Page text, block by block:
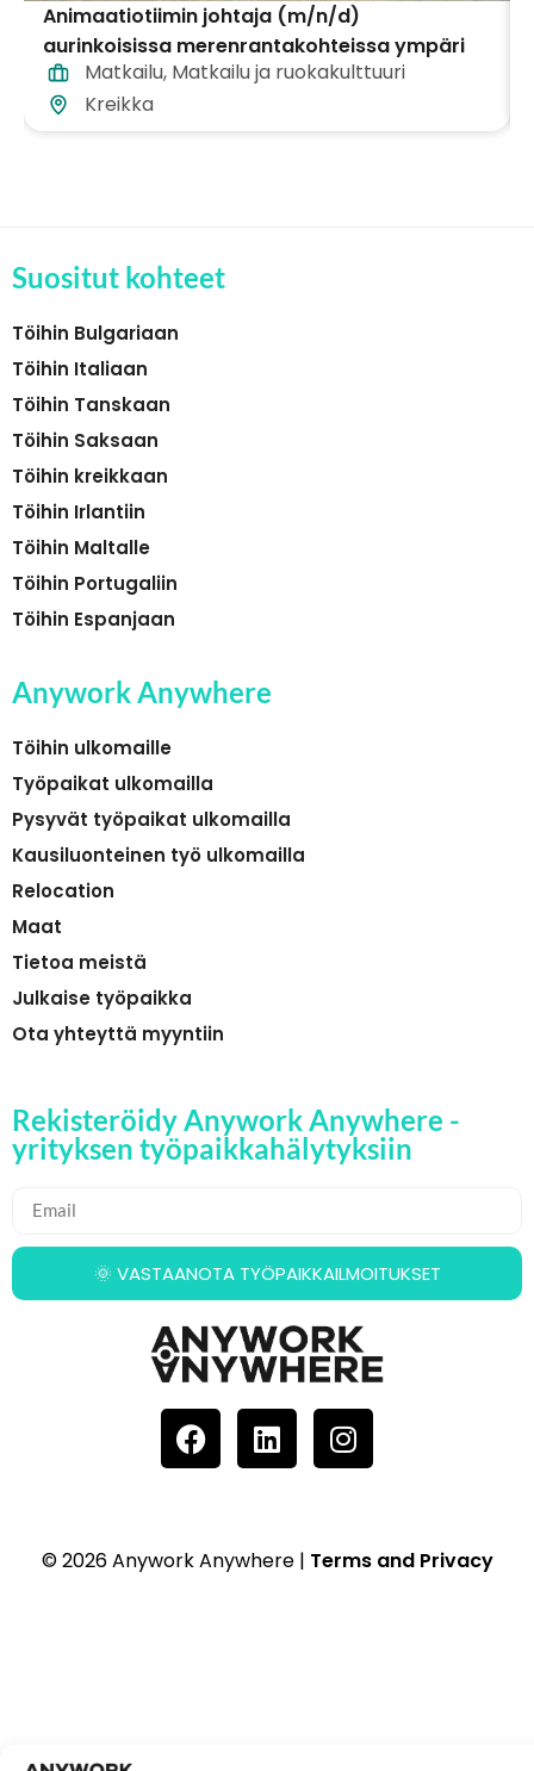
Animaatiotiimin johtaja (m/n/d)
aurinkoisissa merenrantakohteissa ympäri
Kreikkaa
Matkailu, Matkailu ja ruokakulttuuri
Kreikka
Suositut kohteet
Töihin Bulgariaan
Töihin Italiaan
Töihin Tanskaan
Töihin Saksaan
Töihin kreikkaan
Töihin Irlantiin
Töihin Maltalle
Töihin Portugaliin
Töihin Espanjaan
Anywork Anywhere
Töihin ulkomaille
Työpaikat ulkomailla
Pysyvät työpaikat ulkomailla
Kausiluonteinen työ ulkomailla
Relocation
Maat
Tietoa meistä
Julkaise työpaikka
Ota yhteyttä myyntiin
Rekisteröidy Anywork Anywhere -
yrityksen työpaikkahälytyksiin
🌞 VASTAANOTA TYÖPAIKKAILMOITUKSET
© 2026 Anywork Anywhere | Terms and Privacy